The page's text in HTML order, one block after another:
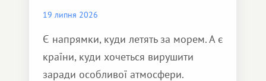
19 липня 2026
Є напрямки, куди летять за морем. А є
країни, куди хочеться вирушити
заради особливої ​​атмосфери.